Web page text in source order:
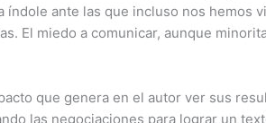
ante las que incluso nos hemos
El miedo a comunicar, aunque
que genera en el autor ver sus
las negociaciones para lograr un